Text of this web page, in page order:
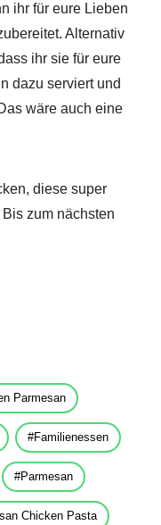
ihr für eure Lieben
Alternativ
ihr sie für eure
dazu serviert und
wäre auch eine
diese super
zum nächsten
Parmesan
Familienessen
Parmesan
Chicken Pasta